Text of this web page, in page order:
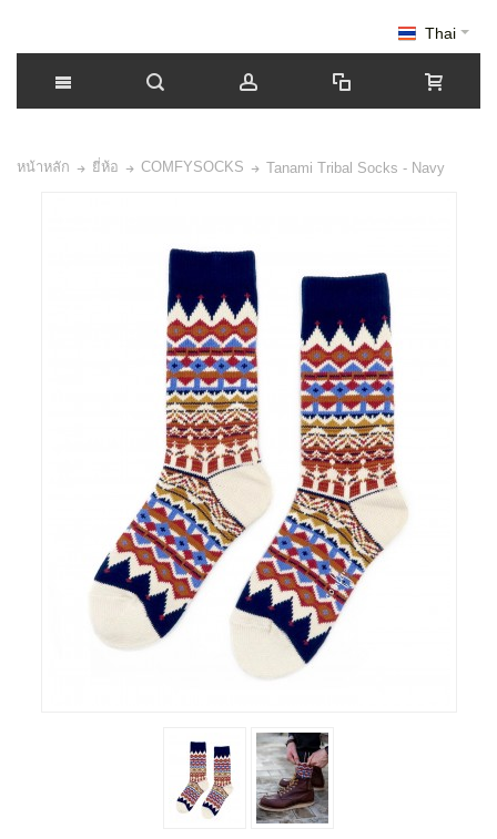
Thai
หน้าหลัก ยี่ห้อ COMFYSOCKS Tanami Tribal Socks - Navy